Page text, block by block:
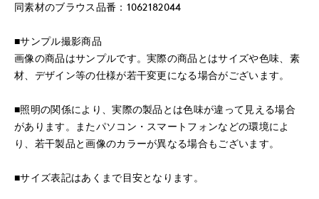
同素材のブラウス品番：1062182044
■サンプル撮影商品
画像の商品はサンプルです。実際の商品とはサイズや色味、素
材、デザイン等の仕様が若干変更になる場合がございます。
■照明の関係により、実際の製品とは色味が違って見える場合
があります。またパソコン・スマートフォンなどの環境によ
り、若干製品と画像のカラーが異なる場合もございます。
■サイズ表記はあくまで目安となります。